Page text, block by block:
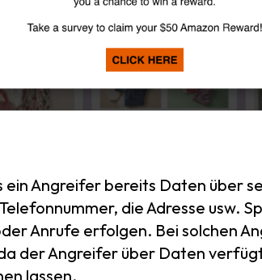
ein Angreifer bereits Daten über
die Adresse usw.
Anrufe erfolgen. Bei solchen
der Angreifer über Daten
lassen.